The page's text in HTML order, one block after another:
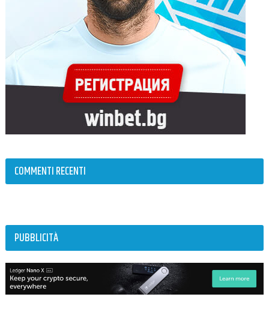
COMMENTI RECENTI
PUBBLICITÀ